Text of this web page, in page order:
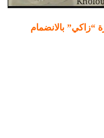
“زاكي” بالانضمام